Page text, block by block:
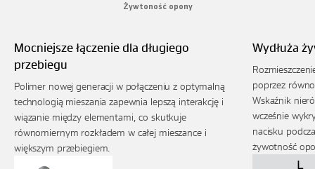
Żywtoność opony
Mocniejsze łączenie dla długiego
przebiegu
Polimer nowej generacji w połączeniu z optymalną
technologią mieszania zapewnia lepszą interakcję i
wiązanie między elementami, co skutkuje
równomiernym rozkładem w całej mieszance i
większym przebiegiem.
Wydłuża
poprzez
Wskaźnik
wcześnie
nacisku
żywotność